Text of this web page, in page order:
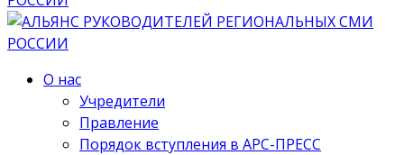
О нас
Учредители
Правление
Порядок вступления в АРС-ПРЕСС